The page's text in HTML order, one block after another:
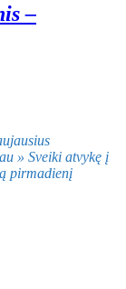
–
» Sveiki atvykę į
pirmadienį